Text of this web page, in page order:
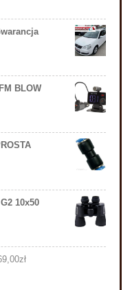
BLOW
10x50
zł